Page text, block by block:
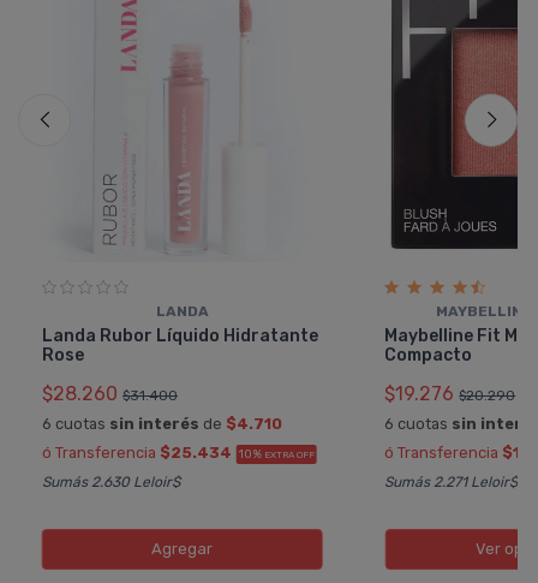
LANDA
Landa Rubor Líquido Hidratante
Rose
$28.260 $31.400
6 cuotas sin interés de $4.710
ó Transferencia $25.434 10% EXTRA OFF
Sumás 2.630 Leloir$
Agregar
MAYBELLINE
Maybelline Fit Me
Compacto
$19.276 $20.290
6 cuotas sin
ó Transferencia
Sumás 2.271 Leloir$
Ver